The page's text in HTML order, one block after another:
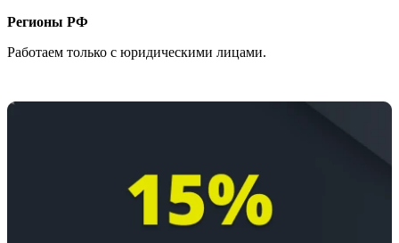
Регионы РФ
Работаем только с юридическими лицами.